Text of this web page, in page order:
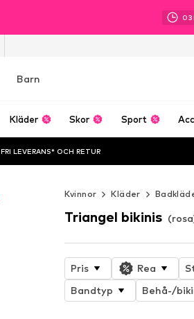
03
Barn
Kläder Skor Sport
FRI LEVERANS* OCH RETUR
Kvinnor Kläder
Triangel bikinis
Pris Rea
Bandtyp
Behå-/